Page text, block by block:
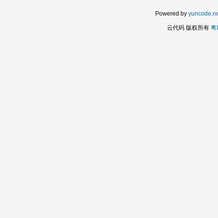
Powered by
云代码 版权所有 粤